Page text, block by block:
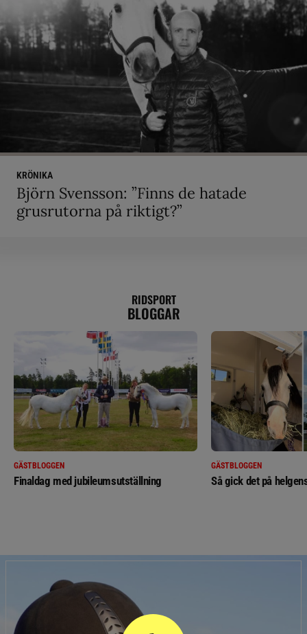
KRÖNIKA
Björn Svensson: ”Finns de hatade
grusrutorna på riktigt?”
RIDSPORT
BLOGGAR
GÄSTBLOGGEN
Finaldag med jubileumsutställning
GÄSTBLOGGEN
Så gick det på